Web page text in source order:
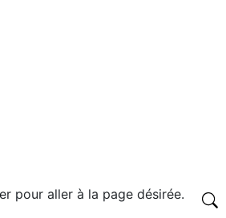
pour aller à la page désirée.